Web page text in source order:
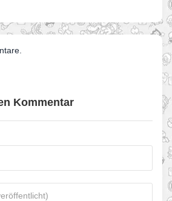
Kommentar